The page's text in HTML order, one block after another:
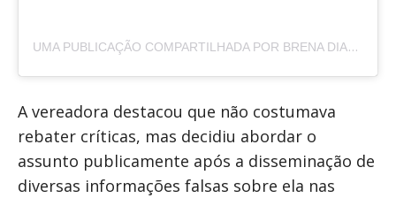
UMA PUBLICAÇÃO COMPARTILHADA POR BRENA DIANNÁ (@BRENADIANNA)
A vereadora destacou que não costumava
rebater críticas, mas decidiu abordar o
assunto publicamente após a disseminação de
diversas informações falsas sobre ela nas